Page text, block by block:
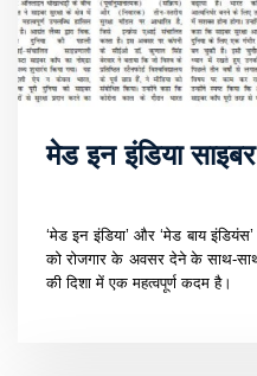
मेड इन इंडिया साइबर
‘मेड इन इंडिया’ और ‘मेड बाय
को रोजगार के अवसर देने के साथ-साथ
की दिशा में एक महत्वपूर्ण कदम है।